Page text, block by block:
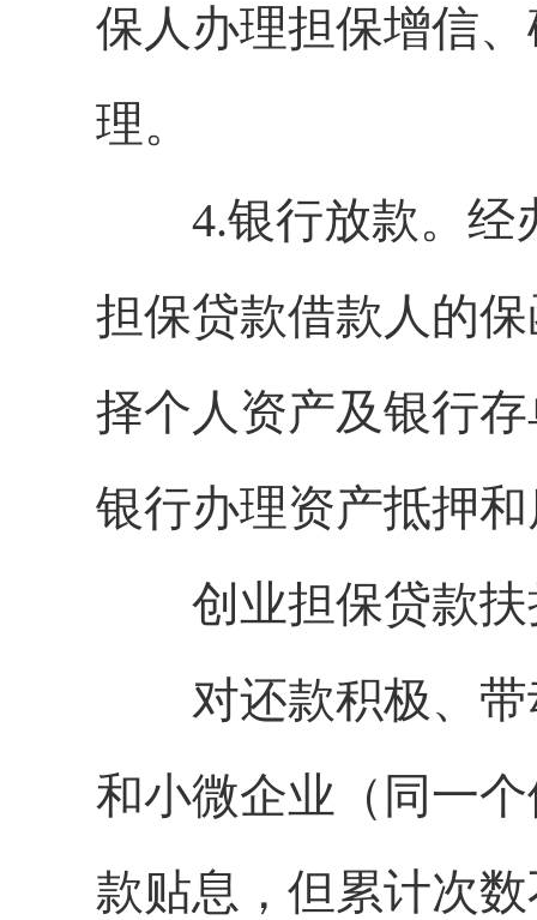
保人办理担保增信
理。
4.银行放款。经
担保贷款借款人的
择个人资产及银行
银行办理资产抵押
创业担保贷款扶
对还款积极、带
和小微企业（同一
款贴息，但累计次